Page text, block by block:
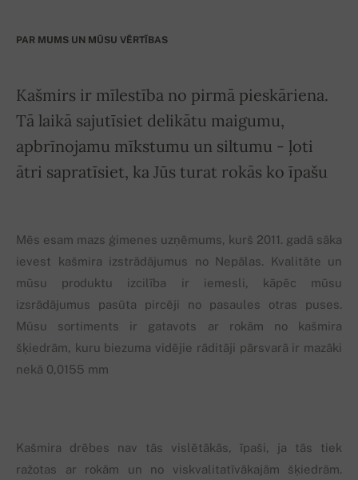
PAR MUMS UN MŪSU VĒRTĪBAS
Kašmirs ir mīlestība no pirmā pieskāriena.
Tā laikā sajutīsiet delikātu maigumu,
apbrīnojamu mīkstumu un siltumu - ļoti
ātri sapratīsiet, ka Jūs turat rokās ko īpašu
Mēs esam mazs ģimenes uzņēmums, kurš 2011. gadā sāka
ievest kašmira izstrādājumus no Nepālas. Kvalitāte un
mūsu produktu izcilība ir iemesli, kāpēc mūsu
izsrādājumus pasūta pircēji no pasaules otras puses.
Mūsu sortiments ir gatavots ar rokām no kašmira
šķiedrām, kuru biezuma vidējie rāditāji pārsvarā ir mazāki
nekā 0,0155 mm
Kašmira drēbes nav tās vislētākās, īpaši, ja tās tiek
ražotas ar rokām un no viskvalitatīvākajām šķiedrām.